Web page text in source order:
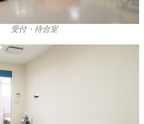
受付・待合室